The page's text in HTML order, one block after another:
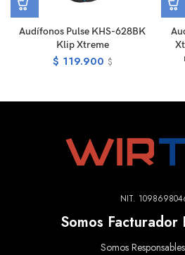
Audífonos Pulse KHS-628BK
Klip Xtreme
$ 119.900 $
NIT.
Somos Facturador
Somos